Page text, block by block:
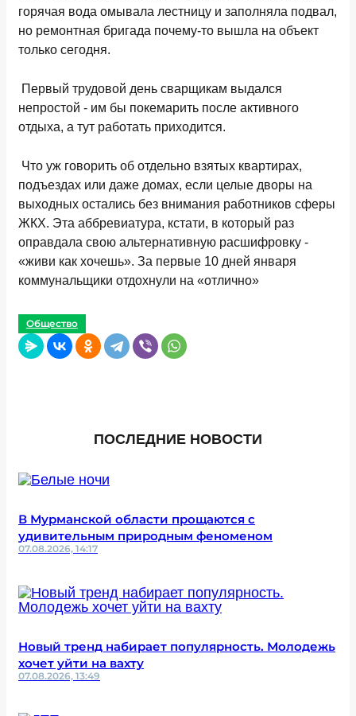
горячая вода омывала лестницу и заполняла подвал,
но ремонтная бригада почему-то вышла на объект
только сегодня.
Первый трудовой день сварщикам выдался
непростой - им бы покемарить после активного
отдыха, а тут работать приходится.
Что уж говорить об отдельно взятых квартирах,
подъездах или даже домах, если целые дворы на
выходных остались без внимания работников сферы
ЖКХ. Эта аббревиатура, кстати, в который раз
оправдала свою альтернативную расшифровку -
«живи как хочешь». За первые 10 дней января
коммунальщики отдохнули на «отлично»
Общество
ПОСЛЕДНИЕ НОВОСТИ
В Мурманской области прощаются с
удивительным природным феноменом
07.08.2026, 14:17
Новый тренд набирает популярность. Молодежь
хочет уйти на вахту
07.08.2026, 13:49